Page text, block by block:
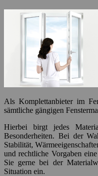
Als Komplettanbieter im
sämtliche gängigen
Hierbei birgt jedes
Besonderheiten. Bei der
Stabilität,
und rechtliche Vorgaben
Sie gerne bei der
Situation ein.